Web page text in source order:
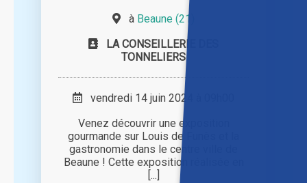
à Beaune (21)
LA CONSEILLERIE DES
TONNELIERS
vendredi 14 juin 2024 à 09h00
Venez découvrir une exposition
gourmande sur Louis de Funès et la
gastronomie dans le centre ville de
Beaune ! Cette exposition réalisée en
[...]